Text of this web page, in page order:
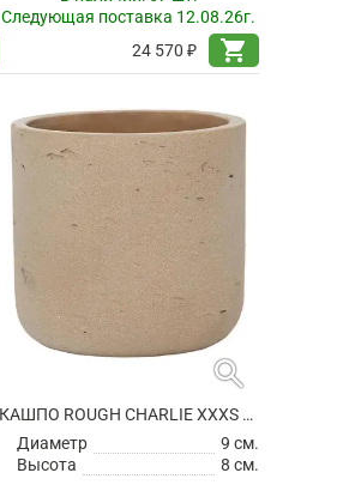
Следующая поставка 12.08.26г.
24 570 ₽
shopping_cart
search
КАШПО ROUGH CHARLIE XXXS CLAY WASHED
Диаметр
9 см.
Высота
8 см.